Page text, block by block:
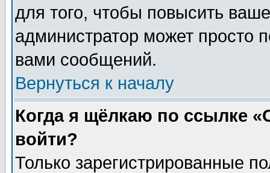
для того, чтобы повысить
администратор может просто
вами сообщений.
Вернуться к началу
Когда я щёлкаю по ссылке
войти?
Только зарегистрированные